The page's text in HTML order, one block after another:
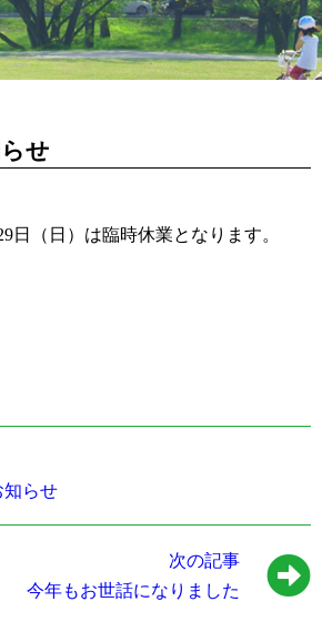
せ
日（日）は臨時休業となります。
知らせ
次の記事
今年もお世話になりました